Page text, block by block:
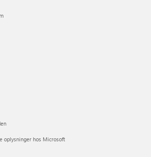
oplysninger hos Microsoft